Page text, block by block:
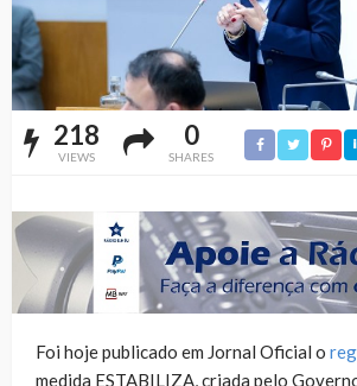
218
VIEWS
0
SHARES
Foi hoje publicado em Jornal Oficial o
medida ESTABILIZA, criada pelo